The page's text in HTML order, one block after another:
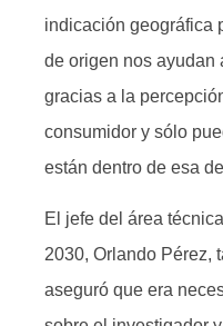
indicación geográfica
de origen nos ayudan
gracias a la
consumidor y sólo
están dentro de esa
El jefe del área
2030, Orlando Pérez,
aseguró que era